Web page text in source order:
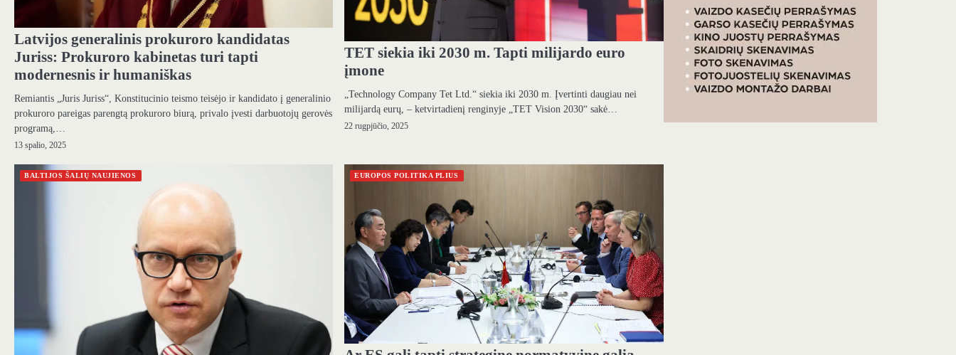
Latvijos generalinis prokuroro kandidatas
Juriss: Prokuroro kabinetas turi tapti
modernesnis ir humaniškas
Remiantis „Juris Juriss“, Konstitucinio teismo teisėjo ir kandidato į generalinio
prokuroro pareigas parengtą prokuroro biurą, privalo įvesti darbuotojų gerovės
programą,…
13 spalio, 2025
TET siekia iki 2030 m. Tapti milijardo euro
įmone
„Technology Company Tet Ltd.“ siekia iki 2030 m. Įvertinti daugiau nei
milijardą eurų, – ketvirtadienį renginyje „TET Vision 2030“ sakė…
22 rugpjūčio, 2025
BALTIJOS ŠALIŲ NAUJIENOS EUROPOS POLITIKA PLIUS